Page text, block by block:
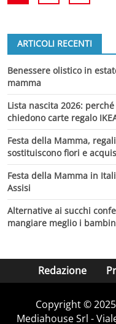
ARTICOLI RECENTI
Benessere olistico in
mamma
Lista nascita 2026:
chiedono carte regalo
Festa della Mamma,
sostituiscono fiori e
Festa della Mamma in
Assisi
Alternative ai succhi
mangiare meglio i
Redazione
Copyright ©
Mediahouse Srl -